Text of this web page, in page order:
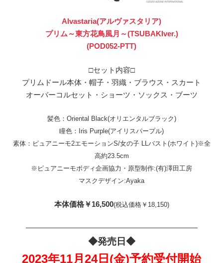
Alvastaria(アルヴァスタリア)
プリム～東方花鳥風月～(TSUBAKIver.)
(POD052-PTT)
□セット内容□
プリムドール本体・帽子・羽織・ブラウス・スカート
オーバーコルセット・ショーツ・ソックス・ブーツ
髪色：Oriental Black(オリエンタルブラック)
瞳色：Iris Purple(アイリスパープル)
素体：ピュアニーモ2エモーションS/女の子 LLバスト(ホワイト)※全
高約23.5cm
※ピュアニーモボディ企画協力・原型制作:(有)澤田工房
マスクデザイン:Ayaka
本体価格￥16,500(税込価格￥18,150)
———————————————————————
◆発売日◆
2023年11月24日(金)予約受付開始